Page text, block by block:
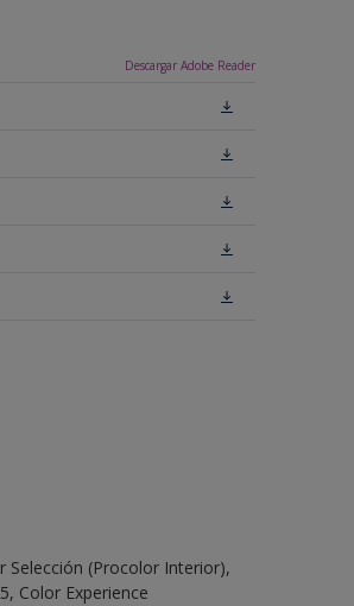
Descargar Adobe Reader
Selección (Procolor Interior),
Color Experience